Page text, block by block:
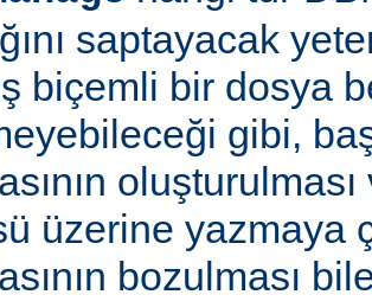
saptayacak
biçemli bir dosya
gibi,
üzerine yazmaya
bozulması